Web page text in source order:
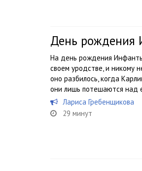
День рождения
На день рождения
своем уродстве, и никому
оно разбилось, когда
они лишь потешаются над
Лариса Гребенщикова
29 минут